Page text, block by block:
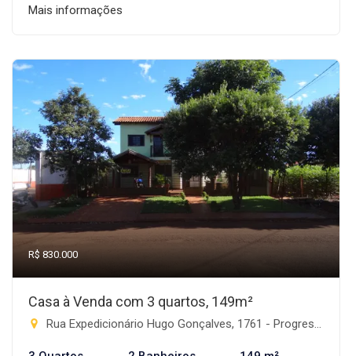
Mais informações
R$ 830.000
Casa à Venda com 3 quartos, 149m²
Rua Expedicionário Hugo Gonçalves, 1761 - Progresso, Rio Brilhante-MS